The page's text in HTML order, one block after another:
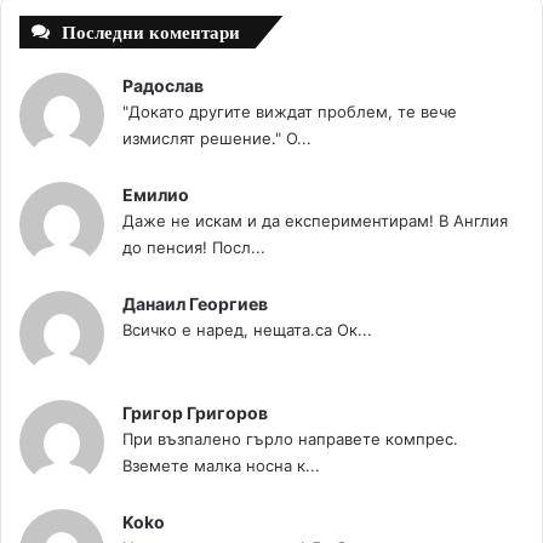
Последни коментари
Радослав
"Докато другите виждат проблем, те вече
измислят решение." О...
Емилио
Даже не искам и да експериментирам! В Англия
до пенсия! Посл...
Данаил Георгиев
Всичко е наред, нещата.са Ок...
Григор Григоров
При възпалено гърло направете компрес.
Вземете малка носна к...
Koko